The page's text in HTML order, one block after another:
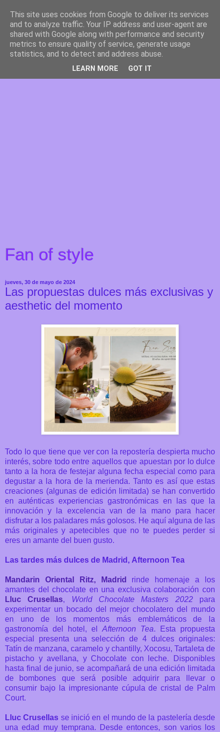
Fan of style
jueves, 30 de mayo de 2024
Las propuestas dulces más exclusivas y
aesthetic del momento
Todo lo que tiene que ver con la repostería despierta mucho
interés, sobre todo entre aquellos que apuestan por lo dulce
tanto a la hora de festejar alguna fecha especial como para
degustar a la hora de la merienda. Tanto es así que estas
creaciones (algunas de edición limitada) se han convertido
en auténticas experiencias gastronómicas en las que la
innovación y la excelencia van de la mano para hacer
disfrutar a los paladares más golosos. He aquí alguna de las
más originales y apetecibles que no te puedes perder si
eres un amante del buen gusto.
Las tardes más dulces de Madrid, Afternoon Tea
Mandarin Oriental Ritz, Madrid
rinde homenaje a los
amantes del chocolate en una exclusiva colaboración con
Lluc Crusellas, World Chocolate Masters 2022 para
experimentar un bocado del mejor chocolatero del mundo
en uno de los momentos más emblemáticos de la
gastronomía del hotel, el
Afternoon Tea.
Esta propuesta
especial presenta una selección de 4 dulces originales:
Tatín de manzana, caramelo y chantilly, Xocosu, Tartaleta de
pistacho y avellana, y Chocolate con leche. Disponibles
hasta final de junio, se acompañará de una edición limitada
de bombones que será posible adquirir para llevar o
consumir bajo la impresionante cúpula de cristal de Palm
Court.
Lluc Crusellas se inició en el mundo de la pastelería desde
una edad muy temprana. Desde entonces, son varios los
This site uses cookies from Google to deliver its services
and to analyze traffic. Your IP address and user-agent are
shared with Google along with performance and security
metrics to ensure quality of service, generate usage
statistics, and to detect and address abuse.
LEARN MORE GOT IT